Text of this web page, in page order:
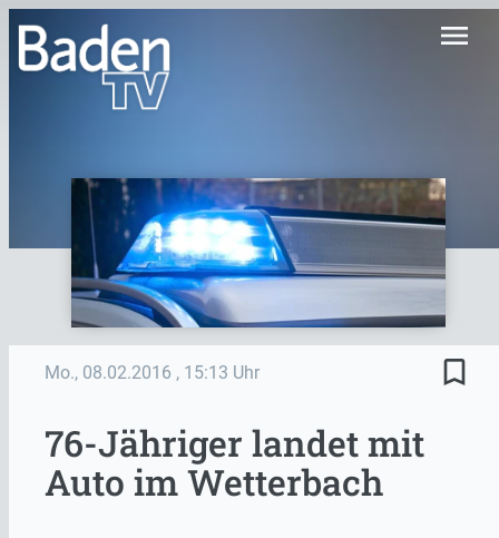
menu
Mo., 08.02.2016 , 15:13 Uhr bookmark_border
76-Jähriger landet mit
Auto im Wetterbach